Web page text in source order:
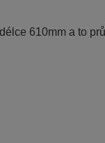
610mm a to